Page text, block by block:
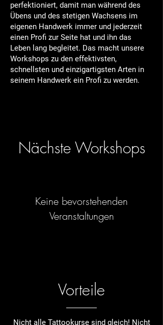
perfektioniert, damit man während des
Übens und des stetigen Wachsens im
eigenen Handwerk immer und jederzeit
einen Profi zur Seite hat und ihn das
Leben lang begleitet. Das macht unsere
Workshops zu den effektivsten,
schnellsten und einzigartigsten Arten in
seinem Handwerk ein Profi zu werden.​
Nächste Workshops
Keine bevorstehenden
Veranstaltungen
Vorteile
Nicht alle Tattookurse sind gleich! Nicht